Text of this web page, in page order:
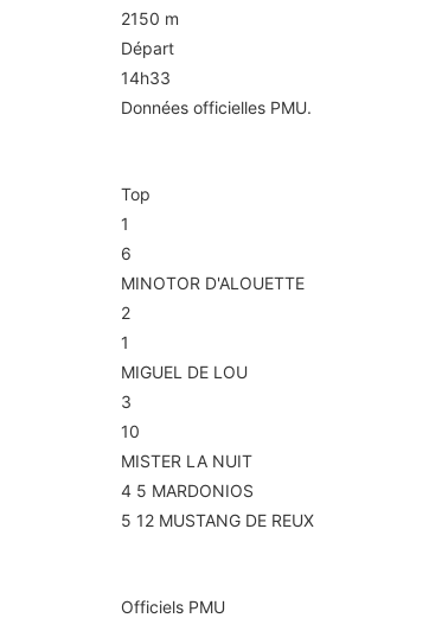
2150 m
Départ
14h33
Données officielles PMU.
Top
1
6
MINOTOR D'ALOUETTE
2
1
MIGUEL DE LOU
3
10
MISTER LA NUIT
4 5 MARDONIOS
5 12 MUSTANG DE REUX
Officiels PMU